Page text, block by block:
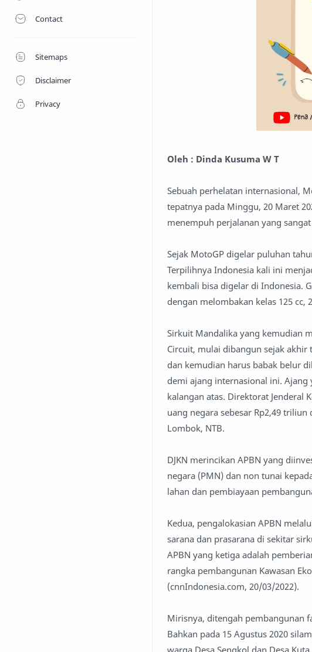
Contact
Sitemaps
Disclaimer
Privacy
Oleh : Dinda Kusuma W T
Sebuah perhelatan internasional,
tepatnya pada Minggu, 20 Maret
menempuh perjalanan yang
Sejak MotoGP digelar puluhan
Terpilihnya Indonesia kali ini
kembali bisa digelar di Indonesia.
dengan melombakan kelas 125 cc,
Sirkuit Mandalika yang kemudian
Circuit, mulai dibangun sejak
dan kemudian harus babak belur
demi ajang internasional ini.
kalangan atas. Direktorat Jenderal
uang negara sebesar Rp2,49
Lombok, NTB.
DJKN merincikan APBN yang
negara (PMN) dan non tunai
lahan dan pembiayaan
Kedua, pengalokasian APBN
sarana dan prasarana di sekitar
APBN yang ketiga adalah
rangka pembangunan Kawasan
(cnnIndonesia.com, 20/03/2022).
Mirisnya, ditengah pembangunan
Bahkan pada 15 Agustus 2020
warga Desa Sengkol dan Desa